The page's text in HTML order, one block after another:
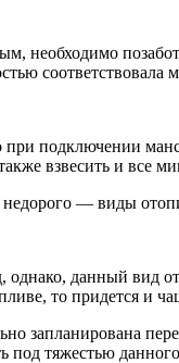
необходимо
подключении
взвесить и все
недорого — виды
однако, данный
то придется и
запланирована
под тяжестью